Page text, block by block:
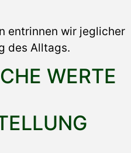
entrinnen wir jeglicher
des Alltags.
WERTE